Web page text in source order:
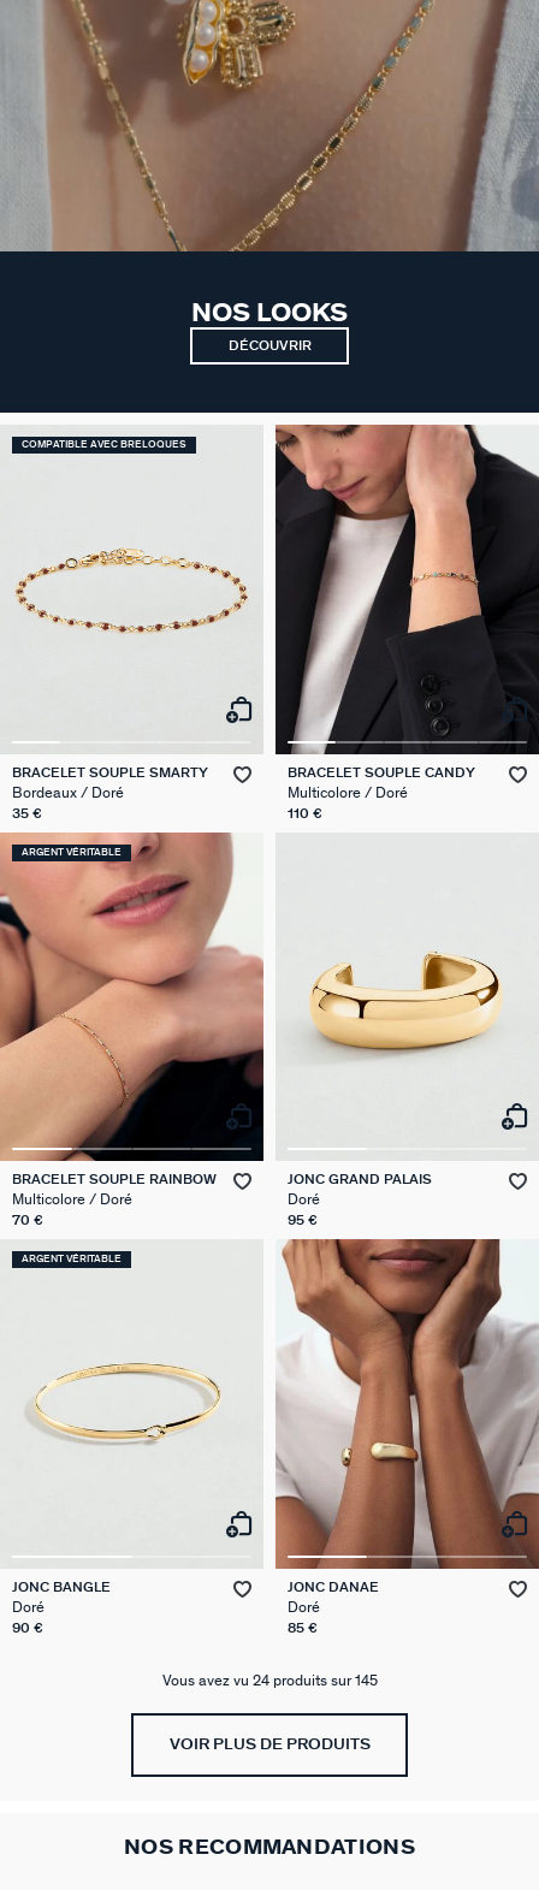
NOS LOOKS
DÉCOUVRIR
COMPATIBLE AVEC BRELOQUES
BRACELET SOUPLE SMARTY
Bordeaux / Doré
35 €
BRACELET SOUPLE CANDY
Multicolore / Doré
110 €
ARGENT VÉRITABLE
BRACELET SOUPLE RAINBOW
Multicolore / Doré
70 €
JONC GRAND PALAIS
Doré
95 €
ARGENT VÉRITABLE
JONC BANGLE
Doré
90 €
JONC DANAE
Doré
85 €
Vous avez vu 24 produits sur 145
VOIR PLUS DE PRODUITS
NOS RECOMMANDATIONS